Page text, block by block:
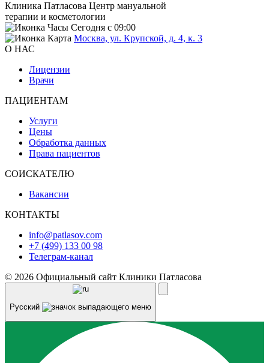
Клиника Патласова Центр мануальной
терапии и косметологии
Сегодня с 09:00
Москва, ул. Крупской, д. 4, к. 3
О НАС
Лицензии
Врачи
ПАЦИЕНТАМ
Услуги
Цены
Обработка данных
Права пациентов
СОИСКАТЕЛЮ
Вакансии
КОНТАКТЫ
info@patlasov.com
+7 (499) 133 00 98
Телеграм-канал
© 2026 Официальный сайт Клиники Патласова
Русский